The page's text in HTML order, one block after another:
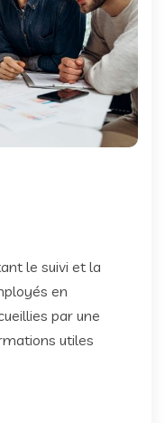
le suivi et la
en
par une
utiles